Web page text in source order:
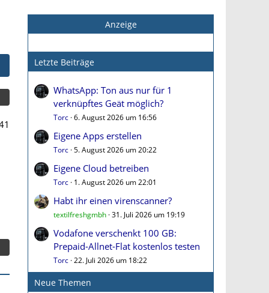
Anzeige
Letzte Beiträge
WhatsApp: Ton aus nur für 1
verknüpftes Geät möglich?
Torc 6. August 2026 um 16:56
Eigene Apps erstellen
Torc 5. August 2026 um 20:22
Eigene Cloud betreiben
Torc 1. August 2026 um 22:01
Habt ihr einen virenscanner?
textilfreshgmbh 31. Juli 2026 um 19:19
Vodafone verschenkt 100 GB:
Prepaid-Allnet-Flat kostenlos testen
Torc 22. Juli 2026 um 18:22
Neue Themen